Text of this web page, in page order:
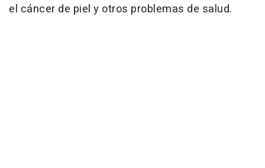
el cáncer de piel y otros problemas de salud.